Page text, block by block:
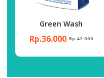
Green Wash
Rp.36.000 Rp.42.000